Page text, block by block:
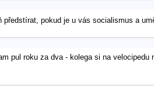
pokud je u vás socialismus a
pul roku za dva - kolega si na